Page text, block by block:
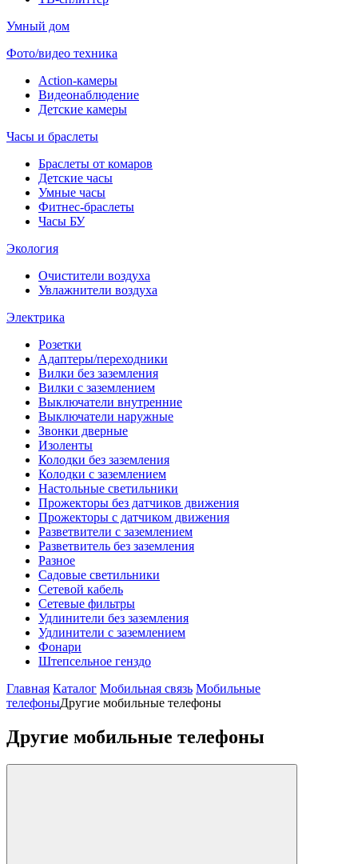
Умный дом
Фото/видео техника
Action-камеры
Видеонаблюдение
Детские камеры
Часы и браслеты
Браслеты от комаров
Детские часы
Умные часы
Фитнес-браслеты
Часы БУ
Экология
Очистители воздуха
Увлажнители воздуха
Электрика
Розетки
Адаптеры/переходники
Вилки без заземления
Вилки с заземлением
Выключатели внутренние
Выключатели наружные
Звонки дверные
Изоленты
Колодки без заземления
Колодки с заземлением
Настольные светильники
Прожекторы без датчиков движения
Прожекторы с датчиком движения
Разветвители с заземлением
Разветвитель без заземления
Разное
Садовые светильники
Сетевой кабель
Сетевые фильтры
Удлинители без заземления
Удлинители с заземлением
Фонари
Штепсельное генздо
Главная Каталог Мобильная связь Мобильные
телефоныДругие мобильные телефоны
Другие мобильные телефоны